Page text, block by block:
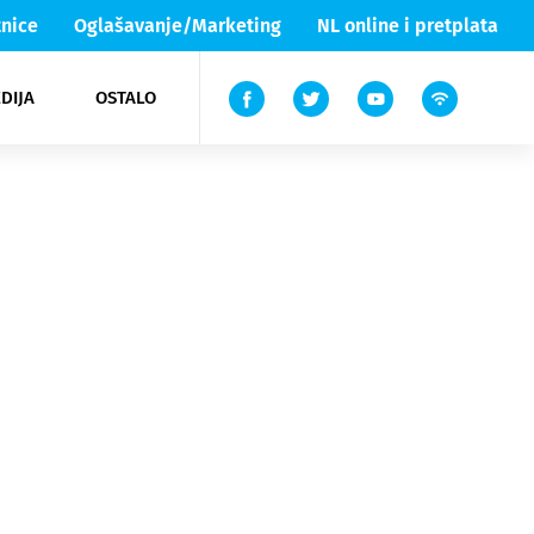
Oglašavanje/Marketing NL online i pretplata
OSTALO
Lika & Senj
TV